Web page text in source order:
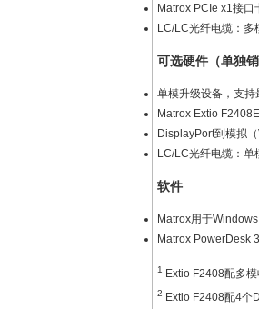
Matrox PCIe x1接口
LC/LC光纤电缆：
可选硬件（单独销
单模升级设备，支
Matrox Extio
DisplayPort到模拟
LC/LC光纤电缆：单
软件
Matrox用于
Matrox PowerDesk
1 Extio F2408配多
2 Extio F2408配4个